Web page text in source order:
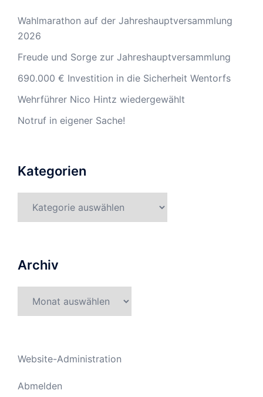
Wahlmarathon auf der Jahreshauptversammlung
2026
Freude und Sorge zur Jahreshauptversammlung
690.000 € Investition in die Sicherheit Wentorfs
Wehrführer Nico Hintz wiedergewählt
Notruf in eigener Sache!
Kategorien
Archiv
Website-Administration
Abmelden